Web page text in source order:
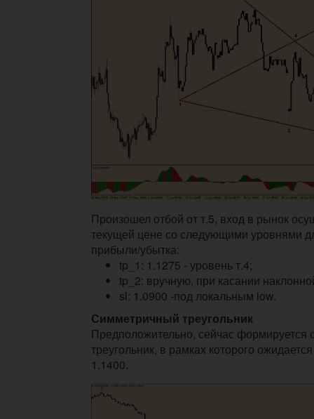
Произошел отбой от т.5, вход в рынок
текущей цене со следующими уровнями
прибыли/убытка:
tp_1: 1.1275 - уровень т.4;
tp_2: вручную, при касании
sl: 1.0900 -под локальным low.
Симметричный треугольник
Предположительно, сейчас формируется
треугольник, в рамках которого
1.1400.